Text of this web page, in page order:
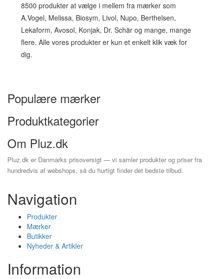
8500 produkter at vælge i mellem fra mærker som
A.Vogel, Melissa, Biosym, Livol, Nupo, Berthelsen,
Lekaform, Avosol, Konjak, Dr. Schär og mange, mange
flere. Alle vores produkter er kun et enkelt klik væk for
dig.
Populære mærker
Produktkategorier
Om Pluz.dk
Pluz.dk er Danmarks prisoversigt — vi samler produkter og priser fra
hundredvis af webshops, så du hurtigt finder det bedste tilbud.
Navigation
Produkter
Mærker
Butikker
Nyheder & Artikler
Information